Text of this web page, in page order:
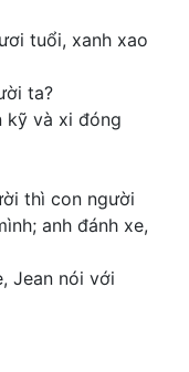
tuổi, xanh xao
ta?
kỹ và xi đóng
thì con người
anh đánh xe,
Jean nói với